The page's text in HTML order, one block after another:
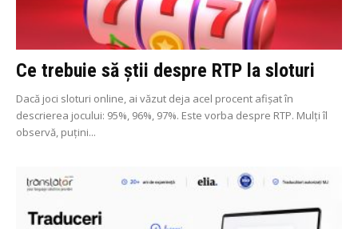
Ce trebuie să știi despre RTP la sloturi
Dacă joci sloturi online, ai văzut deja acel procent afișat în
descrierea jocului: 95%, 96%, 97%. Este vorba despre RTP. Mulți îl
observă, puțini...